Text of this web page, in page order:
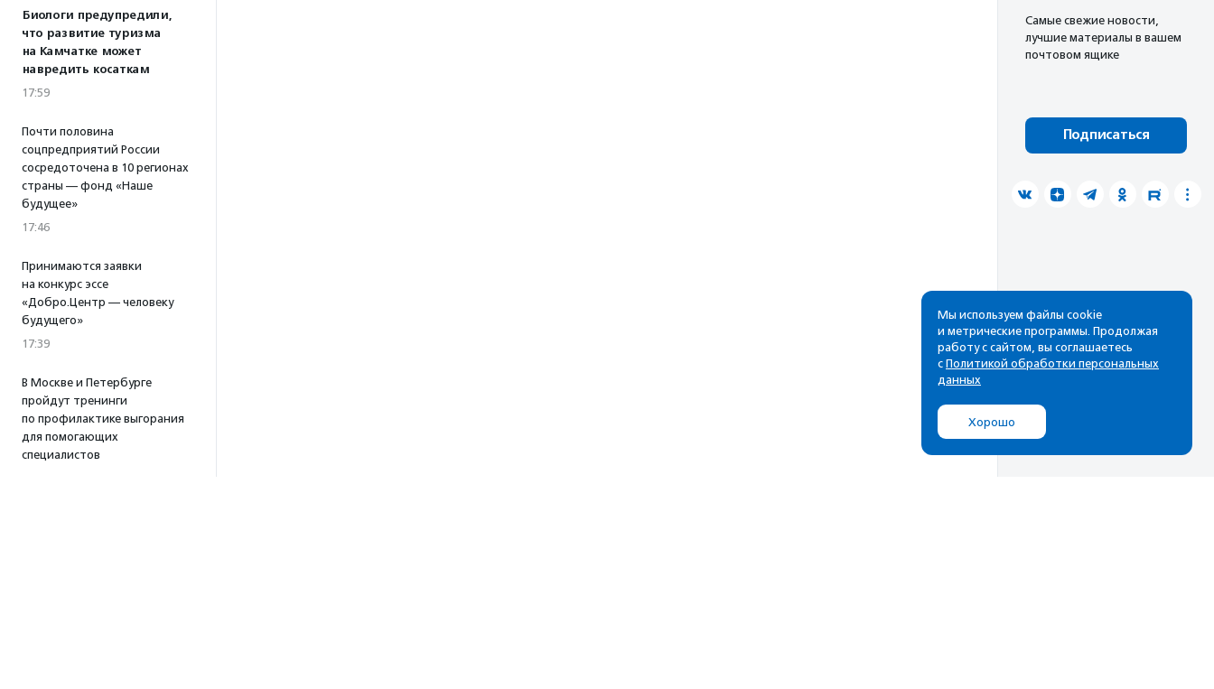
Биологи предупредили,
что развитие туризма
на Камчатке может
навредить косаткам
17:59
Почти половина
соцпредприятий России
сосредоточена в 10 регионах
страны — фонд «Наше
будущее»
17:46
Принимаются заявки
на конкурс эссе
«Добро.Центр — человеку
будущего»
17:39
В Москве и Петербурге
пройдут тренинги
по профилактике выгорания
для помогающих
специалистов
Cамые свежие новости,
лучшие материалы в вашем
почтовом ящике
Подписаться
Мы используем файлы cookie
и метрические программы. Продолжая
работу с сайтом, вы соглашаетесь
с Политикой обработки персональных
данных
Хорошо